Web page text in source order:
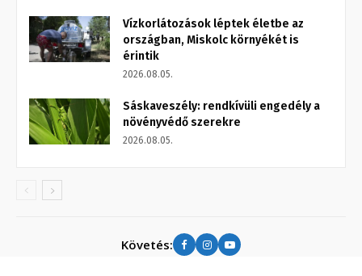
Vízkorlátozások léptek életbe az
országban, Miskolc környékét is
érintik
2026.08.05.
Sáskaveszély: rendkívüli engedély a
növényvédő szerekre
2026.08.05.
Követés: